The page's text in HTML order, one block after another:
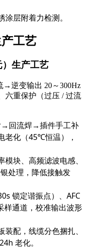
层附着力检测。
工艺
）生产工艺
逆变输出 20～300Hz
六重保护（过压 / 过流
→回流焊→插件手工补
化（45℃恒温），
块、高频滤波电感、
处理，降低接触发
锁定谐振点）、AFC
样通道，校准输出波形
配，线缆分色捆扎、
老化。